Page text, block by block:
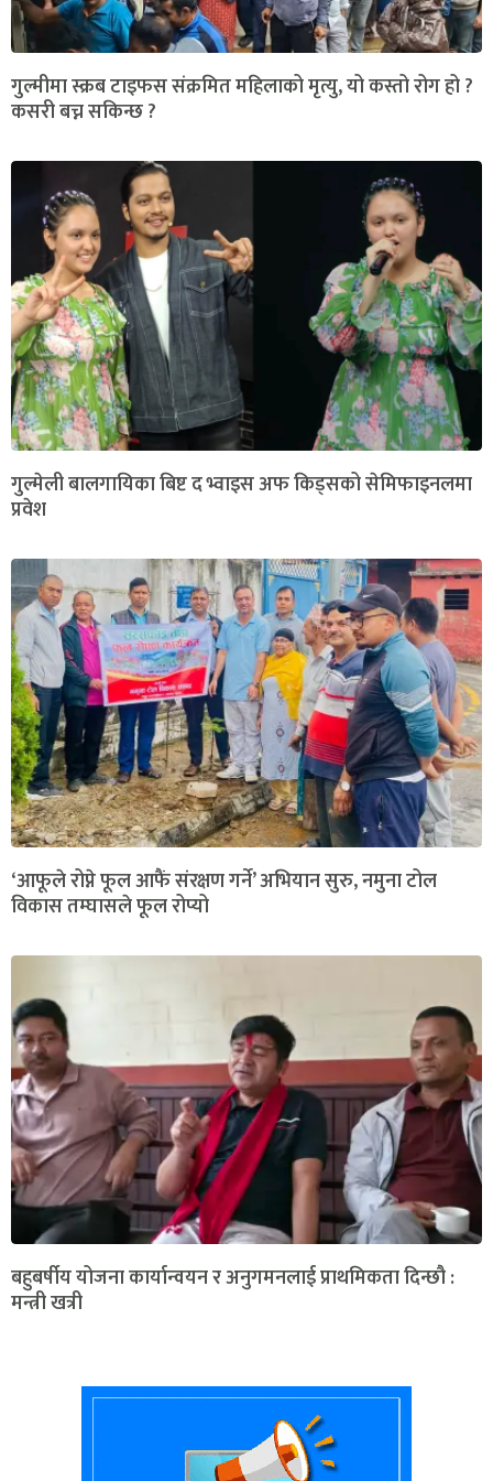
गुल्मीमा स्क्रब टाइफस संक्रमित महिलाको मृत्यु, यो कस्तो रोग हो ?
कसरी बच्न सकिन्छ ?
गुल्मेली बालगायिका बिष्ट द भ्वाइस अफ किड्सको सेमिफाइनलमा
प्रवेश
‘आफूले रोप्ने फूल आफैं संरक्षण गर्ने’ अभियान सुरु, नमुना टोल
विकास तम्घासले फूल रोप्यो
बहुबर्षीय योजना कार्यान्वयन र अनुगमनलाई प्राथमिकता दिन्छौ :
मन्त्री खत्री